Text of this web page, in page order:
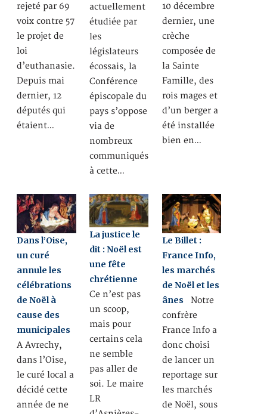
rejeté par 69
voix contre 57
le projet de
loi
d’euthanasie.
Depuis mai
dernier, 12
députés qui
étaient…
actuellement
étudiée par
les
législateurs
écossais, la
Conférence
épiscopale du
pays s’oppose
via de
nombreux
communiqués
à cette…
10 décembre
dernier, une
crèche
composée de
la Sainte
Famille, des
rois mages et
d’un berger a
été installée
bien en…
Dans l’Oise,
un curé
annule les
célébrations
de Noël à
cause des
municipales
A Avrechy,
dans l’Oise,
le curé local a
décidé cette
année de ne
La justice le
dit : Noël est
une fête
chrétienne
Ce n’est pas
un scoop,
mais pour
certains cela
ne semble
pas aller de
soi. Le maire
LR
Le Billet :
France Info,
les marchés
de Noël et les
ânes Notre
confrère
France Info a
donc choisi
de lancer un
reportage sur
les marchés
de Noël, sous